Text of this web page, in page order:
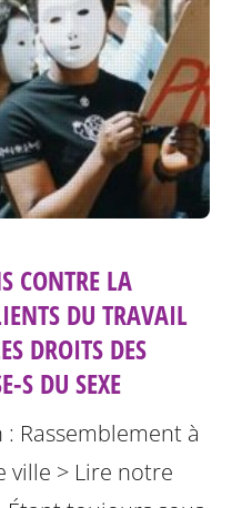
CONTRE LA
DU TRAVAIL
DROITS DES
S DU SEXE
Rassemblement à
ville > Lire notre